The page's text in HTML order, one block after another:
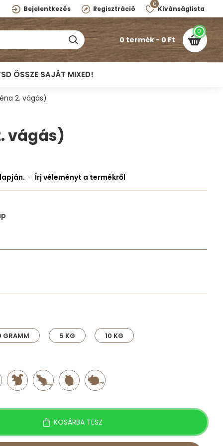
Bejelentkezés Regisztráció Kívánságlista
0
0 termék - 0 Ft
0
ÖSSZE SAJÁT MIXED!
2. vágás)
vágás)
- Írj véleményt a termékről
GRAMM 5 KG 10 KG
KOSÁRBA TESZ